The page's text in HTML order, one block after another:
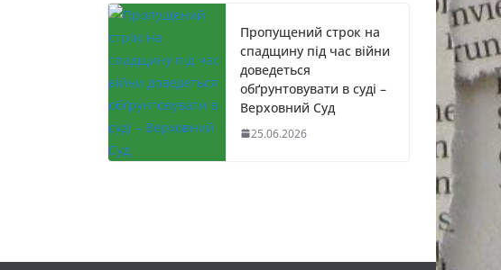
Пропущений строк на
спадщину під час війни
доведеться
обґрунтовувати в суді –
Верховний Суд
25.06.2026